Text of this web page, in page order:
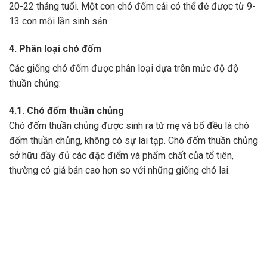
20-22 tháng tuổi. Một con chó đốm cái có thể đẻ được từ 9-
13 con mỗi lần sinh sản.
4. Phân loại chó đốm
Các giống chó đốm được phân loại dựa trên mức độ độ
thuần chủng:
4.1. Chó đốm thuần chủng
Chó đốm thuần chủng được sinh ra từ mẹ và bố đều là chó
đốm thuần chủng, không có sự lai tạp. Chó đốm thuần chủng
sở hữu đầy đủ các đặc điểm và phẩm chất của tổ tiên,
thường có giá bán cao hơn so với những giống chó lai.